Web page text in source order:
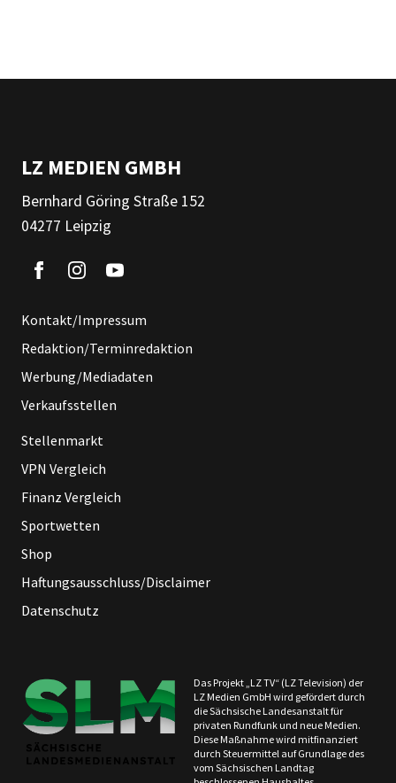
LZ MEDIEN GMBH
Bernhard Göring Straße 152
04277 Leipzig
Kontakt/Impressum
Redaktion/Terminredaktion
Werbung/Mediadaten
Verkaufsstellen
Stellenmarkt
VPN Vergleich
Finanz Vergleich
Sportwetten
Shop
Haftungsausschluss/Disclaimer
Datenschutz
Das Projekt „LZ TV“ (LZ Television) der
LZ Medien GmbH wird gefördert durch
die Sächsische Landesanstalt für
privaten Rundfunk und neue Medien.
Diese Maßnahme wird mitfinanziert
durch Steuermittel auf Grundlage des
vom Sächsischen Landtag